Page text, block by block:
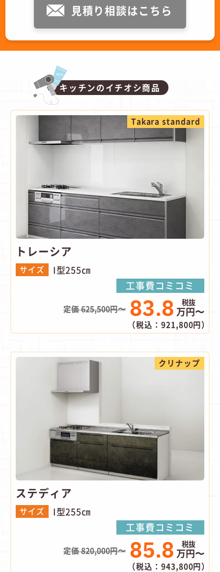
見積り相談はこちら
キッチンのイチオシ商品
Takara standard
トレーシア
サイズ I型255㎝
工事費コミコミ
定価 625,500円〜 83.8 万円〜
（税込：921,800円）
クリナップ
ステディア
サイズ I型255㎝
工事費コミコミ
定価 820,000円〜 85.8 万円〜
（税込：943,800円）